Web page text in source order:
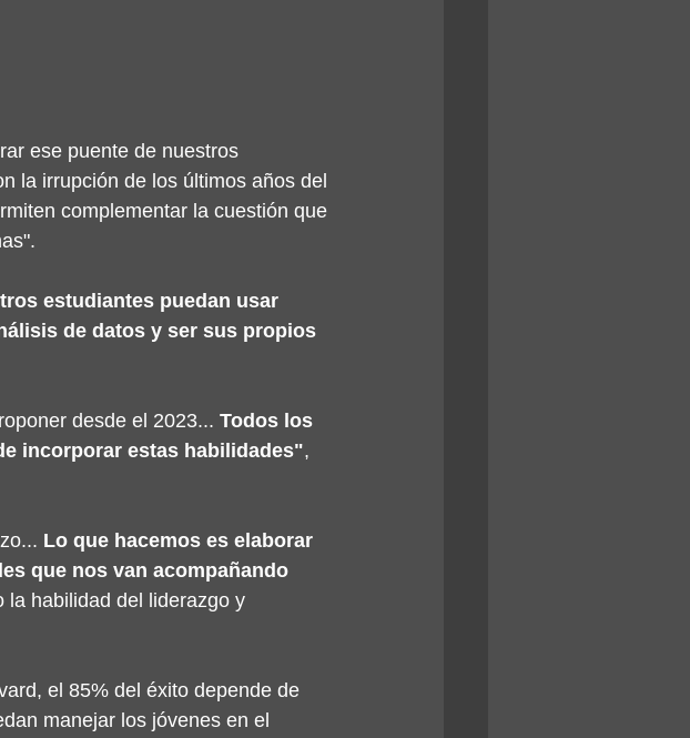
ese puente de nuestros
la irrupción de los últimos años del
complementar la cuestión que
estudiantes puedan usar
de datos y ser sus propios
desde el 2023... Todos los
incorporar estas habilidades",
Lo que hacemos es elaborar
que nos van acompañando
la habilidad del liderazgo y
el 85% del éxito depende de
manejar los jóvenes en el